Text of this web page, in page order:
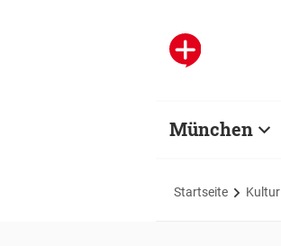
München
Startseite Kultur